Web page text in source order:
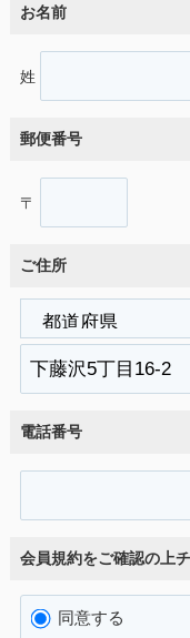
お名前
姓
郵便番号
〒
ご住所
電話番号
会員規約をご確認の上
同意する